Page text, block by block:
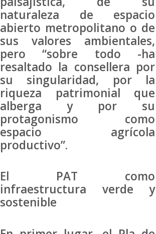
naturaleza de espacio
abierto metropolitano o de
sus valores ambientales,
pero “sobre todo -ha
resaltado la consellera por
su singularidad, por la
riqueza patrimonial que
alberga y por su
protagonismo como
espacio agrícola
productivo”.
El PAT como
infraestructura verde y
sostenible